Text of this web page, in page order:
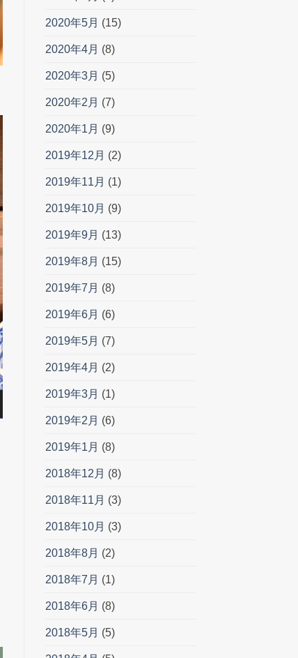
2020年5月 (15)
2020年4月 (8)
2020年3月 (5)
2020年2月 (7)
2020年1月 (9)
2019年12月 (2)
2019年11月 (1)
2019年10月 (9)
2019年9月 (13)
2019年8月 (15)
2019年7月 (8)
2019年6月 (6)
2019年5月 (7)
2019年4月 (2)
2019年3月 (1)
2019年2月 (6)
2019年1月 (8)
2018年12月 (8)
2018年11月 (3)
2018年10月 (3)
2018年8月 (2)
2018年7月 (1)
2018年6月 (8)
2018年5月 (5)